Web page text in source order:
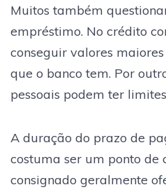
Muitos também
empréstimo. No crédito
conseguir valores
que o banco tem. Por
pessoais podem ter
A duração do prazo de
costuma ser um ponto de
consignado geralmente